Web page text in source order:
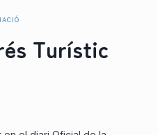
Turístic